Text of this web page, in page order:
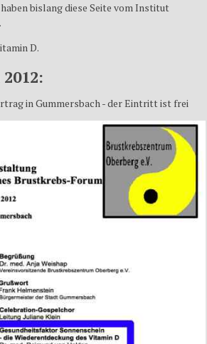
bislang diese Seite vom Institut
D.
in Gummersbach - der Eintritt ist frei